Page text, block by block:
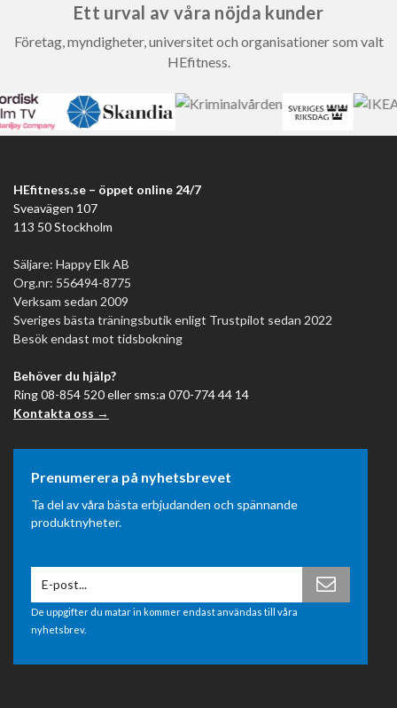
Ett urval av våra nöjda kunder
Företag, myndigheter, universitet och organisationer som valt
HEfitness.
HEfitness.se – öppet online 24/7
Sveavägen 107
113 50 Stockholm
Säljare: Happy Elk AB
Org.nr: 556494-8775
Verksam sedan 2009
Sveriges bästa träningsbutik enligt Trustpilot sedan 2022
Besök endast mot tidsbokning
Behöver du hjälp?
Ring 08-854 520 eller sms:a 070-774 44 14
Kontakta oss →
Prenumerera på nyhetsbrevet
Ta del av våra bästa erbjudanden och spännande
produktnyheter.
De uppgifter du matar in kommer endast användas till våra
nyhetsbrev.